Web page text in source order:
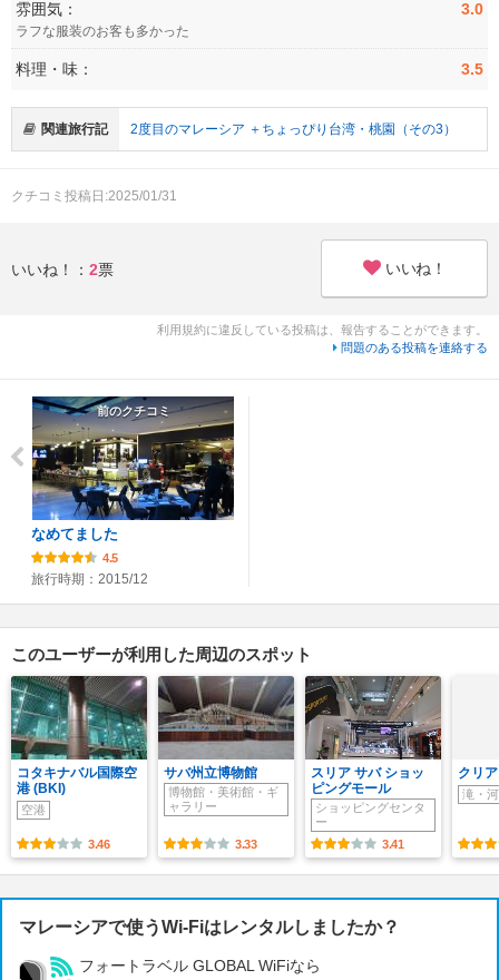
雰囲気： 3.0
ラフな服装のお客も多かった
料理・味： 3.5
関連旅行記 2度目のマレーシア ＋ちょっぴり台湾・桃園（その3）
クチコミ投稿日:2025/01/31
いいね！： 2票 いいね！
利用規約に違反している投稿は、報告することができます。
問題のある投稿を連絡する
前のクチコミ
なめてました
4.5
旅行時期：2015/12
このユーザーが利用した周辺のスポット
コタキナバル国際空
港 (BKI)
空港
3.46
サバ州立博物館
博物館・美術館・ギ
ャラリー
3.33
スリア サバ ショッ
ピングモール
ショッピングセンタ
ー
3.41
クリ
滝・
マレーシアで使うWi-Fiはレンタルしましたか？
フォートラベル GLOBAL WiFiなら